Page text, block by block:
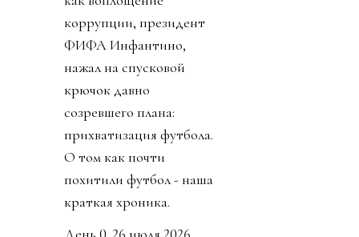
Источник изображения
@fifaworldcup
Но не прошло и недели,
как воплощение